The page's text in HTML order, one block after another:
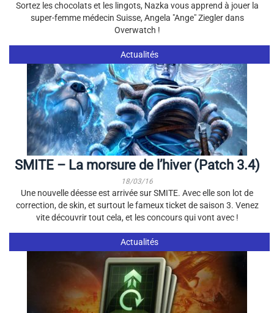
Sortez les chocolats et les lingots, Nazka vous apprend à jouer la
super-femme médecin Suisse, Angela "Ange" Ziegler dans
Overwatch !
Actualités
SMITE – La morsure de l’hiver (Patch 3.4)
18/03/16
Une nouvelle déesse est arrivée sur SMITE. Avec elle son lot de
correction, de skin, et surtout le fameux ticket de saison 3. Venez
vite découvrir tout cela, et les concours qui vont avec !
Actualités